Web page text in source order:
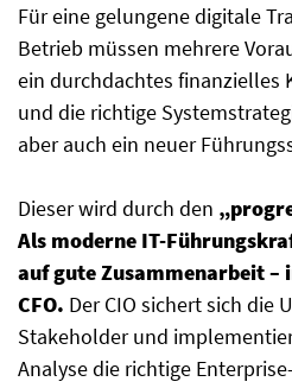
Für eine gelungene digitale
Betrieb müssen mehrere
ein durchdachtes finanzielles
und die richtige
aber auch ein neuer
Dieser wird durch den
Als moderne IT-
auf gute Zusammenarbeit –
CFO. Der CIO sichert sich die
Stakeholder und
Analyse die richtige